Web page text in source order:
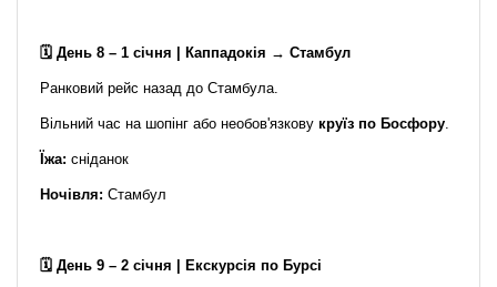
🗓️ День 8 – 1 січня | Каппадокія → Стамбул
Ранковий рейс назад до Стамбула.
Вільний час на шопінг або необов'язкову круїз по Босфору.
Їжа: сніданок
Ночівля: Стамбул
🗓️ День 9 – 2 січня | Екскурсія по Бурсі